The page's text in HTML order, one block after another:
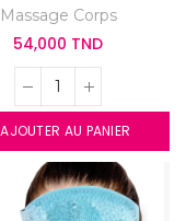
Massage Corps
54,000 TND
AJOUTER AU PANIER